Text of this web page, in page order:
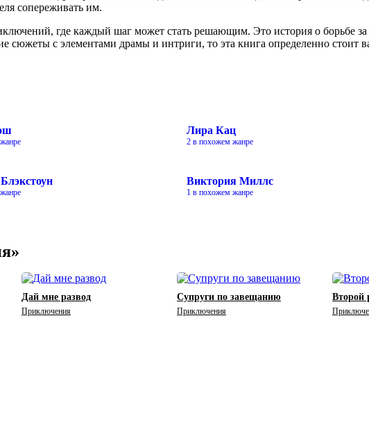
сопереживать им.
где каждый шаг может стать решающим. Это история о борьбе
сюжеты с элементами драмы и интриги, то эта книга определенно стоит
Лира Кац
2 в похожем жанре
Виктория Миллс
1 в похожем жанре
Дай мне развод
Приключения
Супруги по завещанию
Приключения
Второй